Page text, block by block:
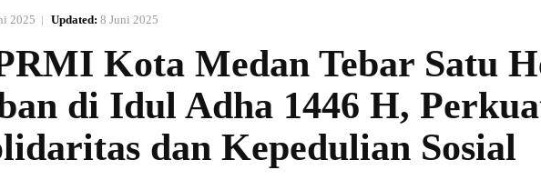
2025 Updated: 8 Juni 2025
Kota Medan Tebar Satu
di Idul Adha 1446 H,
dan Kepedulian Sosial